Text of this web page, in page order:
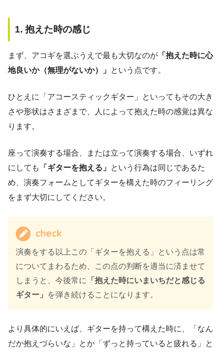
1. 抱えた時の感じ
まず、アコギを選ぶうえで最も大切なのが 「抱えた時に心
地良いか（無理がないか）」 という点です。
ひとえに「アコースティックギター」といってもその大き
さや形状はさまざまで、人によって抱えた時の感覚は異な
ります。
座って演奏する場合、または立って演奏する場合、いずれ
にしても
「ギターを抱える」 という行為は同じであるた
め、演奏フォームとしてギターを構えた時のフィーリング
をまず大切にしてください。
check
演奏をする以上この「ギターを抱える」という点は常
についてまわるため、この点の判断を適当に済ませて
しまうと、今後常に
「抱えた時にいまいちだと感じる
ギター」
を弾き続けることになります。
より具体的にいえば、ギターを持って構えた時に、「なん
だか抱えづらいな」とか「ずっと持っていると疲れる」と